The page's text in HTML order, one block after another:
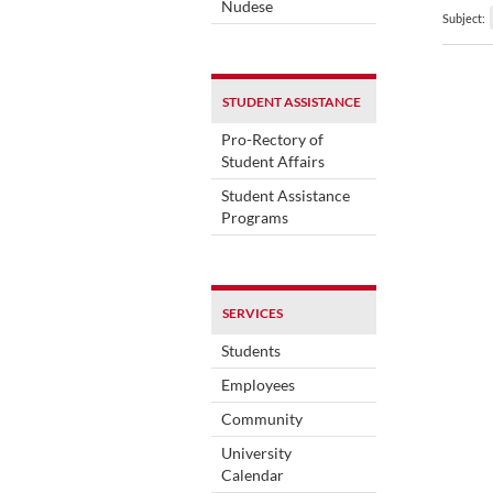
Nudese
STUDENT ASSISTANCE
Pro-Rectory of
Student Affairs
Student Assistance
Programs
SERVICES
Students
Employees
Community
University
Calendar
Subject: